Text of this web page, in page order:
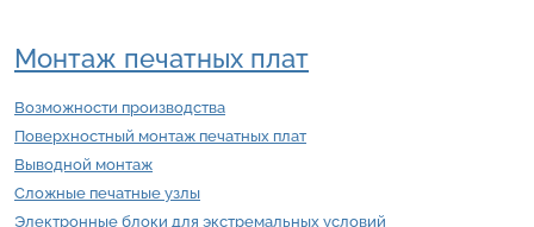
Монтаж печатных плат
Возможности производства
Поверхностный монтаж печатных плат
Выводной монтаж
Сложные печатные узлы
Электронные блоки для экстремальных условий